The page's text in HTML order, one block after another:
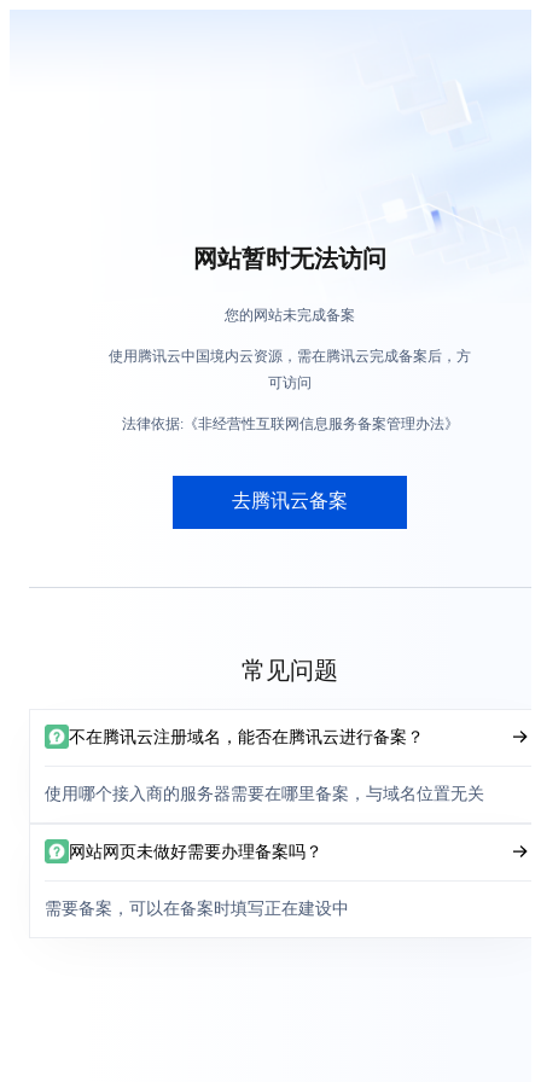
网站暂时无法访问
您的网站未完成备案
使用腾讯云中国境内云资源，需在腾讯云完成备案后，方
可访问
法律依据:《非经营性互联网信息服务备案管理办法》
去腾讯云备案
常见问题
不在腾讯云注册域名，能否在腾讯云进行备案？
使用哪个接入商的服务器需要在哪里备案，与域名位置无关
网站网页未做好需要办理备案吗？
需要备案，可以在备案时填写正在建设中